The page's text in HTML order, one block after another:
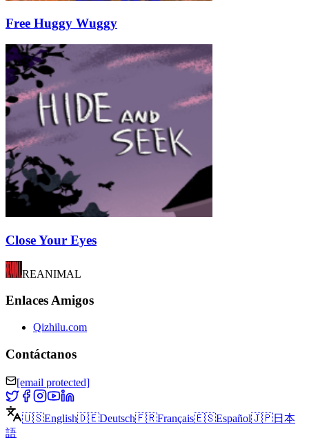
Free Huggy Wuggy
Close Your Eyes
REANIMAL
Enlaces Amigos
Qizhilu.com
Contáctanos
[email protected]
🇺🇸English🇩🇪Deutsch🇫🇷Français🇪🇸Español🇯🇵日本
語